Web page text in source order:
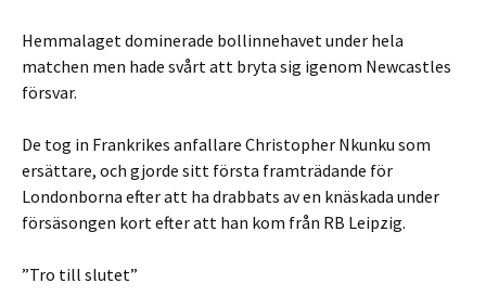
Hemmalaget dominerade bollinnehavet under hela
matchen men hade svårt att bryta sig igenom Newcastles
försvar.
De tog in Frankrikes anfallare Christopher Nkunku som
ersättare, och gjorde sitt första framträdande för
Londonborna efter att ha drabbats av en knäskada under
försäsongen kort efter att han kom från RB Leipzig.
”Tro till slutet”